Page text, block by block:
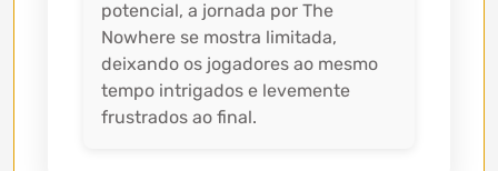
potencial, a jornada por The
Nowhere se mostra limitada,
deixando os jogadores ao mesmo
tempo intrigados e levemente
frustrados ao final.